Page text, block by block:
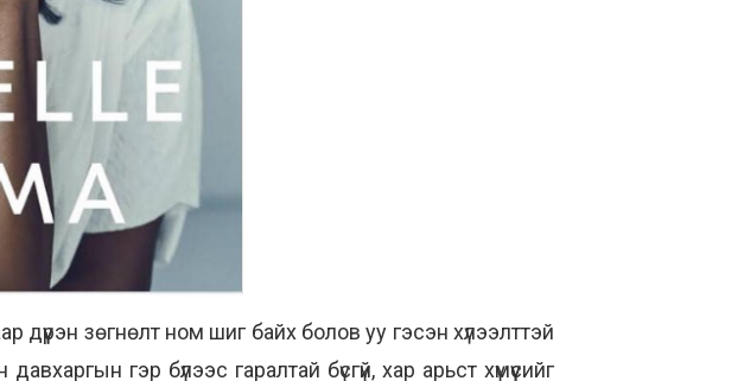
дүүрэн зөгнөлт ном шиг байх болов уу гэсэн хүлээлттэй
гэр бүлээс гаралтай бүсгүй, хар арьст хүмүүсийг